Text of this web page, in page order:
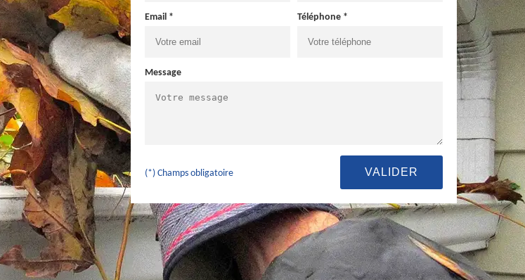
Email * Téléphone *
Message
(*) Champs obligatoire